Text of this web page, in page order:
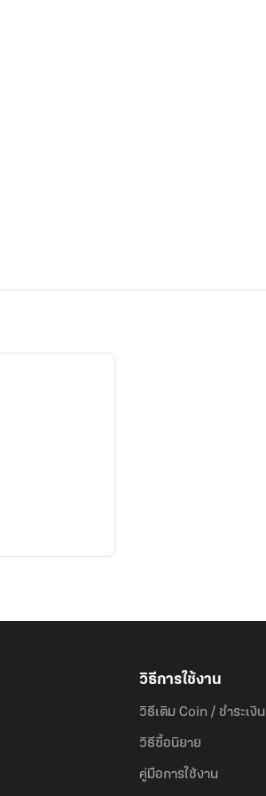
วิธีการใช้งาน
วิธีเติม Coin / ชำระเงิน
วิธีซื้อนิยาย
คู่มือการใช้งาน